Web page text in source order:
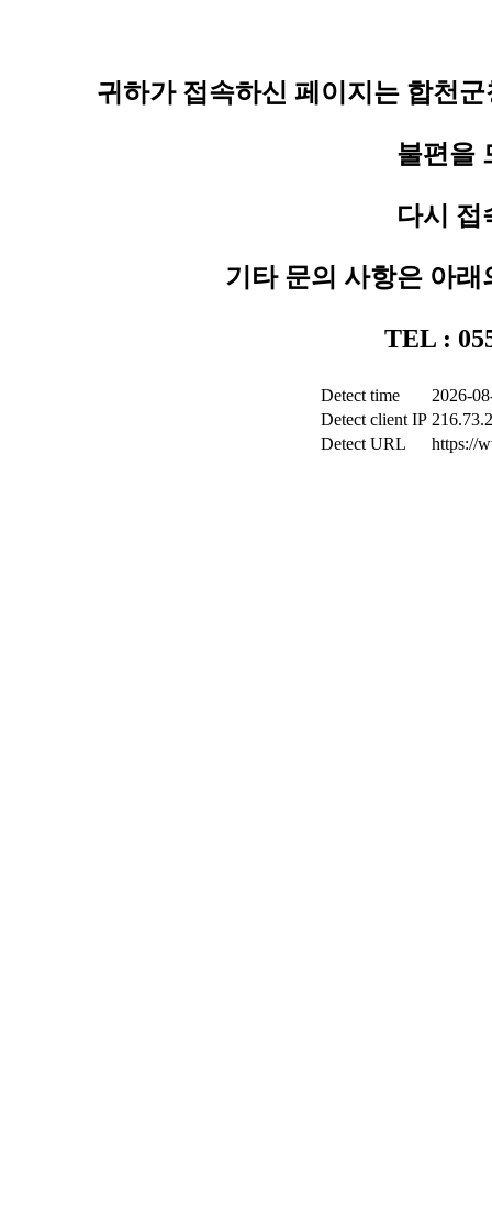
귀하가 접속하신 페이지는 합천
불편을
다시 접
기타 문의 사항은 아
TEL :
Detect time
2026-
Detect client IP
Detect URL
https://